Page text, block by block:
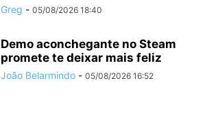
Greg - 05/08/2026 18:40
Demo aconchegante no Steam
promete te deixar mais feliz
João Belarmindo - 05/08/2026 16:52